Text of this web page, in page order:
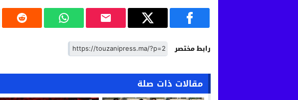
رابط مختصر
مقالات ذات صلة